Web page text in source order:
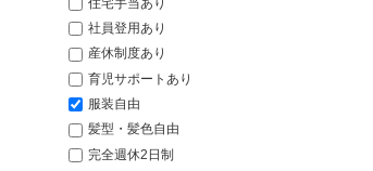
社員登用あり
産休制度あり
育児サポートあり
服装自由
髪型・髪色自由
完全週休2日制